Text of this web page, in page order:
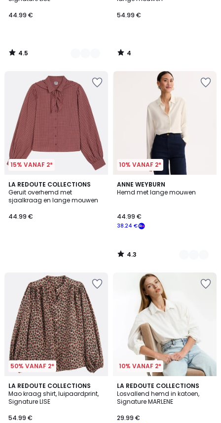
44.99 €
4.5
/
54.99 €
4
/
15% VANAF 2*
LA REDOUTE COLLECTIONS
Geruit overhemd met
sjaalkraag en lange mouwen
44.99 €
10% VANAF 2*
ANNE WEYBURN
Hemd met lange mouwen
38.24 €
44.99 €
4.3
/ 5
2
Kleuren
4.3
/
50% VANAF 2*
LA REDOUTE COLLECTIONS
Mao kraag shirt, luipaardprint,
Signature LISE
54.99 €
4.1
/ 5
10% VANAF 2*
LA REDOUTE COLLECTIONS
Losvallend hemd in katoen,
Signature MARLENE
29.99 €
3.9
/ 5